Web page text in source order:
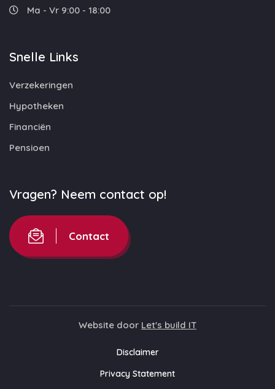
Ma - Vr 9:00 - 18:00
Snelle Links
Verzekeringen
Hypotheken
Financiën
Pensioen
Vragen? Neem contact op!
Contact
Website door Let's build IT
Disclaimer
Privacy Statement